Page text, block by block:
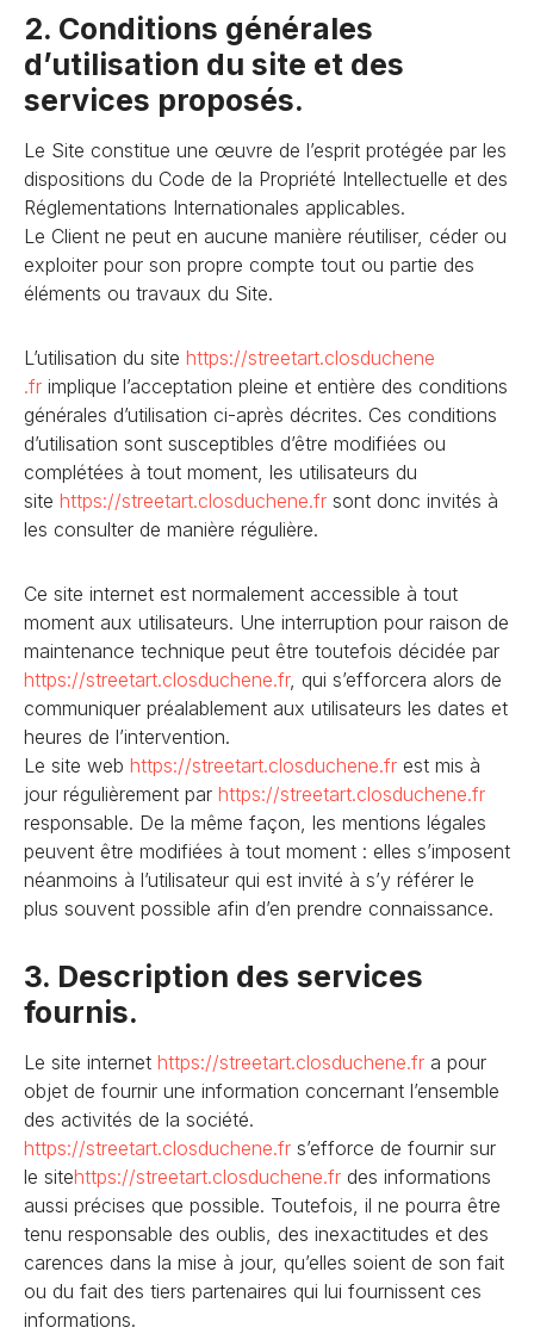
2. Conditions générales
d’utilisation du site et des
services proposés.
Le Site constitue une œuvre de l’esprit protégée par les
dispositions du Code de la Propriété Intellectuelle et des
Réglementations Internationales applicables.
Le Client ne peut en aucune manière réutiliser, céder ou
exploiter pour son propre compte tout ou partie des
éléments ou travaux du Site.
L’utilisation du site https://streetart.closduchene
.fr implique l’acceptation pleine et entière des conditions
générales d’utilisation ci-après décrites. Ces conditions
d’utilisation sont susceptibles d’être modifiées ou
complétées à tout moment, les utilisateurs du
site https://streetart.closduchene.fr sont donc invités à
les consulter de manière régulière.
Ce site internet est normalement accessible à tout
moment aux utilisateurs. Une interruption pour raison de
maintenance technique peut être toutefois décidée par
https://streetart.closduchene.fr, qui s’efforcera alors de
communiquer préalablement aux utilisateurs les dates et
heures de l’intervention.
Le site web https://streetart.closduchene.fr est mis à
jour régulièrement par https://streetart.closduchene.fr
responsable. De la même façon, les mentions légales
peuvent être modifiées à tout moment : elles s’imposent
néanmoins à l’utilisateur qui est invité à s’y référer le
plus souvent possible afin d’en prendre connaissance.
3. Description des services
fournis.
Le site internet https://streetart.closduchene.fr a pour
objet de fournir une information concernant l’ensemble
des activités de la société.
https://streetart.closduchene.fr s’efforce de fournir sur
le sitehttps://streetart.closduchene.fr des informations
aussi précises que possible. Toutefois, il ne pourra être
tenu responsable des oublis, des inexactitudes et des
carences dans la mise à jour, qu’elles soient de son fait
ou du fait des tiers partenaires qui lui fournissent ces
informations.